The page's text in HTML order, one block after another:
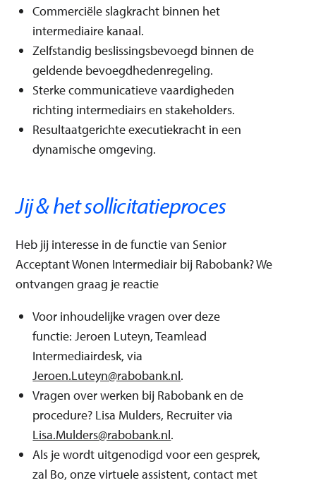
Commerciële slagkracht binnen het
intermediaire kanaal.
Zelfstandig beslissingsbevoegd binnen de
geldende bevoegdhedenregeling.
Sterke communicatieve vaardigheden
richting intermediairs en stakeholders.
Resultaatgerichte executiekracht in een
dynamische omgeving.
Jij & het sollicitatieproces
Heb jij interesse in de functie van Senior
Acceptant Wonen Intermediair bij Rabobank? We
ontvangen graag je reactie
Voor inhoudelijke vragen over deze
functie: Jeroen Luteyn, Teamlead
Intermediairdesk, via
Jeroen.Luteyn@rabobank.nl.
Vragen over werken bij Rabobank en de
procedure? Lisa Mulders, Recruiter via
Lisa.Mulders@rabobank.nl.
Als je wordt uitgenodigd voor een gesprek,
zal Bo, onze virtuele assistent, contact met